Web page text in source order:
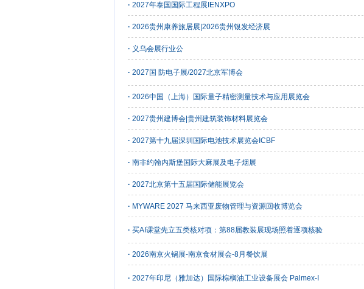
· 2027年泰国国际工程展IENXPO
· 2026贵州康养旅居展|2026贵州银发经济展
· 义乌会展行业公
· 2027国 防电子展/2027北京军博会
· 2026中国（上海）国际量子精密测量技术与应用展览会
· 2027贵州建博会|贵州建筑装饰材料展览会
· 2027第十九届深圳国际电池技术展览会ICBF
· 南非约翰内斯堡国际大麻展及电子烟展
· 2027北京第十五届国际储能展览会
· MYWARE 2027 马来西亚废物管理与资源回收博览会
· 买AI课堂先立五类核对项：第88届教装展现场照着逐项核验
· 2026南京火锅展-南京食材展会-8月餐饮展
· 2027年印尼（雅加达）国际棕榈油工业设备展会 Palmex-I